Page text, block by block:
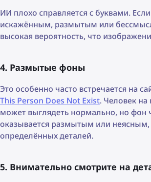
ИИ плохо справляется с буквами.
искажённым, размытым или
высокая вероятность, что
4. Размытые фоны
Это особенно часто встречается на
This Person Does Not Exist. Человек
может выглядеть нормально, но фон
оказывается размытым или неясным,
определённых деталей.
5. Внимательно смотрите на